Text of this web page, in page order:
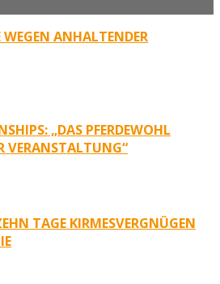
WEGEN ANHALTENDER
„DAS PFERDEWOHL
VERANSTALTUNG“
TAGE KIRMESVERGNÜGEN